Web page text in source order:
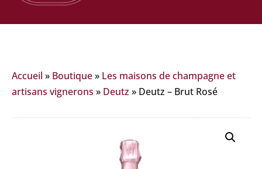
Accueil » Boutique» Les maisons de champagne et
artisans vignerons » Deutz » Deutz – Brut Rosé